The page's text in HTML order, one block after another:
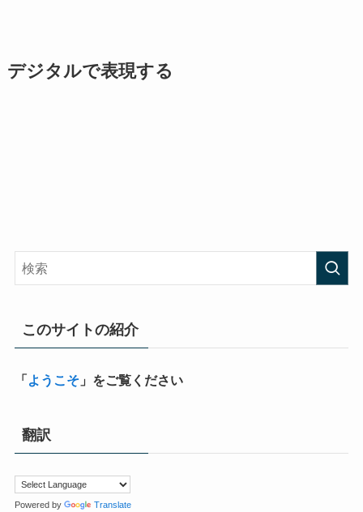
デジタルで表現する
このサイトの紹介
「ようこそ」をご覧ください
翻訳
Powered by Translate